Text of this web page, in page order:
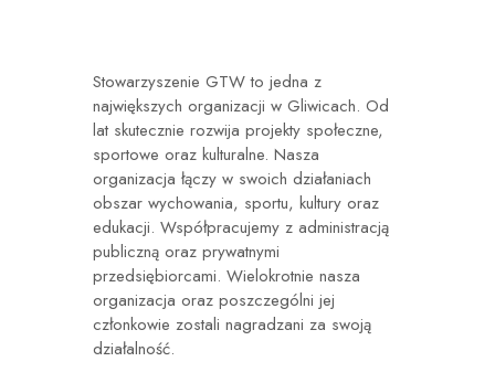
Stowarzyszenie GTW to jedna z
największych organizacji w Gliwicach. Od
lat skutecznie rozwija projekty społeczne,
sportowe oraz kulturalne. Nasza
organizacja łączy w swoich działaniach
obszar wychowania, sportu, kultury oraz
edukacji. Współpracujemy z administracją
publiczną oraz prywatnymi
przedsiębiorcami. Wielokrotnie nasza
organizacja oraz poszczególni jej
członkowie zostali nagradzani za swoją
działalność.